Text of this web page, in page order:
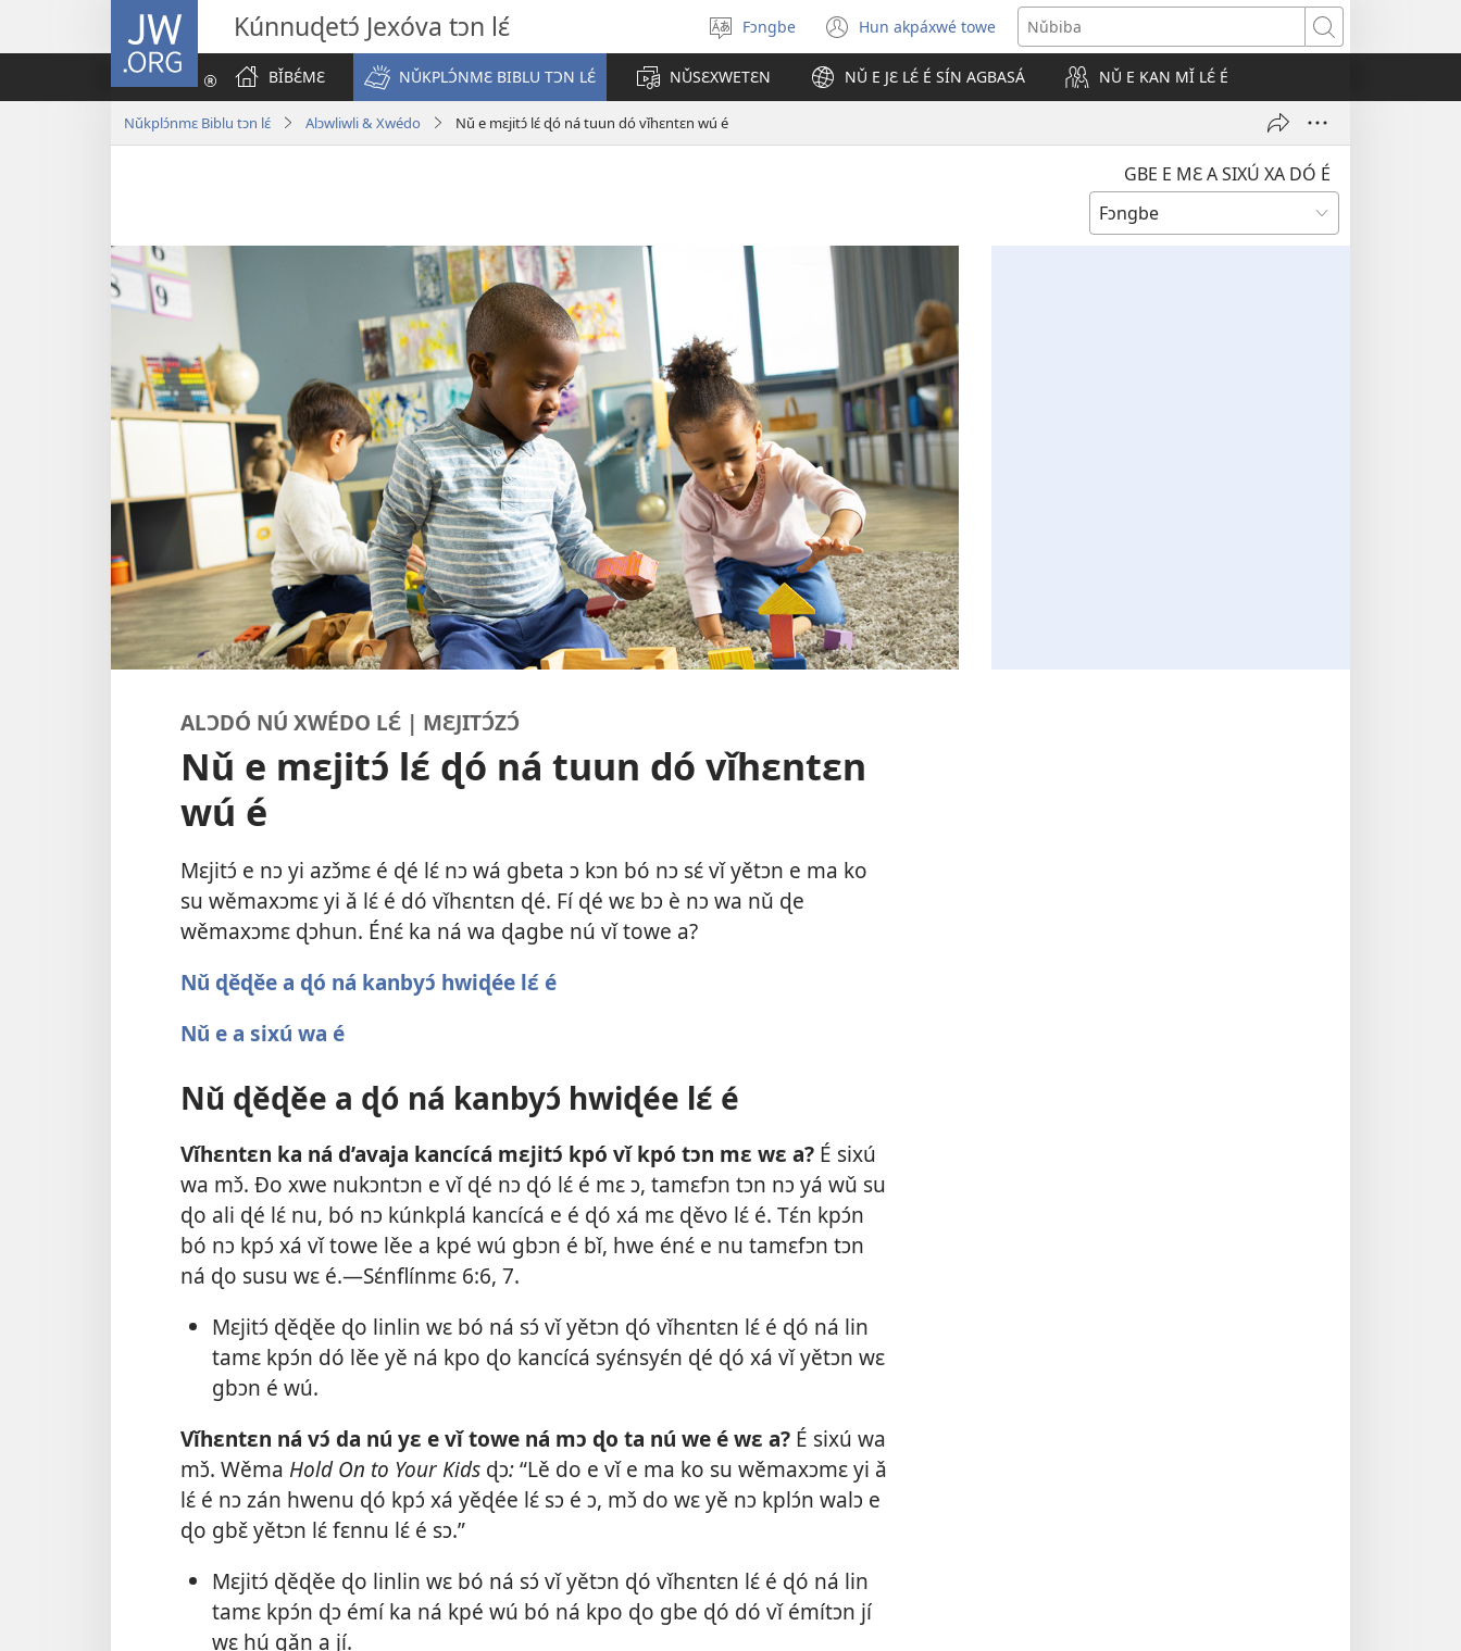
JW.ORG Kúnnuɖetɔ́ Jexóva tɔn lɛ́
Sɔ́
gbe
ɖokpó
Fɔngbe Hun akpáxwé towe
(opens
new
window)
Nǔbiba
BǏBƐ́MƐ
NǓKPLƆ́NMƐ BIBLU TƆN LƐ́ NǓSƐXWETƐN NǓ E JƐ LƐ́ É SÍN AGBASÁ NǓ E KAN MǏ LƐ́ É
Nǔkplɔ́nmɛ Biblu tɔn lɛ́ Alɔwliwli & Xwédo Nǔ e mɛjitɔ́ lɛ́ ɖó ná tuun dó vǐhɛntɛn wú é
GBE E MƐ A SIXÚ XA DÓ É
ALƆDÓ NÚ XWÉDO LƐ́ | MƐJITƆ́ZƆ́
Nǔ e mɛjitɔ́ lɛ́ ɖó ná tuun dó vǐhɛntɛn
wú é
Mɛjitɔ́ e nɔ yi azɔ̌mɛ é ɖé lɛ́ nɔ wá gbeta ɔ kɔn bó nɔ sɛ́ vǐ yětɔn e ma ko
su wěmaxɔmɛ yi ǎ lɛ́ é dó vǐhɛntɛn ɖé. Fí ɖé wɛ bɔ è nɔ wa nǔ ɖe
wěmaxɔmɛ ɖɔhun. Énɛ́ ka ná wa ɖagbe nú vǐ towe a?
Nǔ ɖěɖěe a ɖó ná kanbyɔ́ hwiɖée lɛ́ é
Nǔ e a sixú wa é
Nǔ ɖěɖěe a ɖó ná kanbyɔ́ hwiɖée lɛ́ é
Vǐhɛntɛn ka ná d’avaja kancícá mɛjitɔ́ kpó vǐ kpó tɔn mɛ wɛ a? É sixú
wa mɔ̌. Ðo xwe nukɔntɔn e vǐ ɖé nɔ ɖó lɛ́ é mɛ ɔ, tamɛfɔn tɔn nɔ yá wǔ su
ɖo ali ɖé lɛ́ nu, bó nɔ kúnkplá kancícá e é ɖó xá mɛ ɖěvo lɛ́ é. Tɛ́n kpɔ́n
bó nɔ kpɔ́ xá vǐ towe lěe a kpé wú gbɔn é bǐ, hwe énɛ́ e nu tamɛfɔn tɔn
ná ɖo susu wɛ é.—Sɛ́nflínmɛ 6:6, 7.
Mɛjitɔ́ ɖěɖěe ɖo linlin wɛ bó ná sɔ́ vǐ yětɔn ɖó vǐhɛntɛn lɛ́ é ɖó ná lin
tamɛ kpɔ́n dó lěe yě ná kpo ɖo kancícá syɛ́nsyɛ́n ɖé ɖó xá vǐ yětɔn wɛ
gbɔn é wú.
Vǐhɛntɛn ná vɔ́ da nú yɛ e vǐ towe ná mɔ ɖo ta nú we é wɛ a? É sixú wa
mɔ̌. Wěma Hold On to Your Kids ɖɔ:“Lě do e vǐ e ma ko su wěmaxɔmɛ yi ǎ
lɛ́ é nɔ zán hwenu ɖó kpɔ́ xá yěɖée lɛ́ sɔ é ɔ, mɔ̌ do wɛ yě nɔ kplɔ́n walɔ e
ɖo gbɛ̌ yětɔn lɛ́ fɛnnu lɛ́ é sɔ.”
Mɛjitɔ́ ɖěɖěe ɖo linlin wɛ bó ná sɔ́ vǐ yětɔn ɖó vǐhɛntɛn lɛ́ é ɖó ná lin
tamɛ kpɔ́n ɖɔ émí ka ná kpé wú bó ná kpo ɖo gbe ɖó dó vǐ émítɔn jí
wɛ hú gǎn a jí.